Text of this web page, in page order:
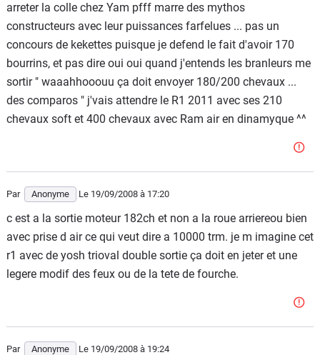
arreter la colle chez Yam pfff marre des mythos
constructeurs avec leur puissances farfelues ... pas un
concours de kekettes puisque je defend le fait d'avoir 170
bourrins, et pas dire oui oui quand j'entends les branleurs me
sortir " waaahhooouu ça doit envoyer 180/200 chevaux ...
des comparos " j'vais attendre le R1 2011 avec ses 210
chevaux soft et 400 chevaux avec Ram air en dinamyque ^^
Par Anonyme Le 19/09/2008 à 17:20
c est a la sortie moteur 182ch et non a la roue arriereou bien
avec prise d air ce qui veut dire a 10000 trm. je m imagine cet
r1 avec de yosh trioval double sortie ça doit en jeter et une
legere modif des feux ou de la tete de fourche.
Par Anonyme Le 19/09/2008 à 19:24